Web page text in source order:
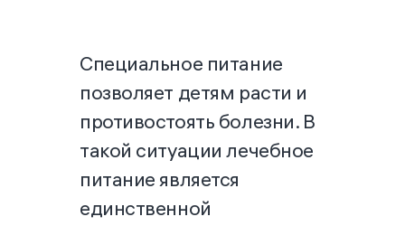
Специальное питание
позволяет детям расти и
противостоять болезни. В
такой ситуации лечебное
питание является
единственной